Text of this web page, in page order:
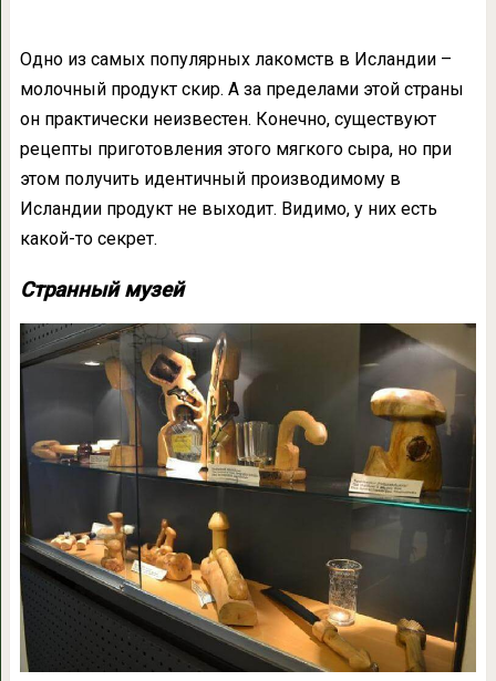
Одно из самых популярных лакомств в Исландии –
молочный продукт скир. А за пределами этой страны
он практически неизвестен. Конечно, существуют
рецепты приготовления этого мягкого сыра, но при
этом получить идентичный производимому в
Исландии продукт не выходит. Видимо, у них есть
какой-то секрет.
Странный музей